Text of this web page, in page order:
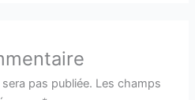
pas publiée. Les champs